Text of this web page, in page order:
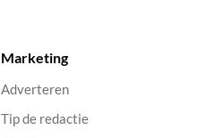
Marketing
Adverteren
Tip de redactie